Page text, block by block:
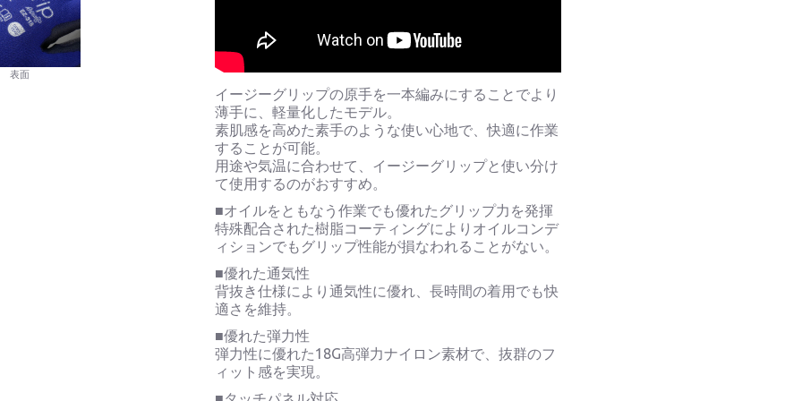
表面
イージーグリップの原手を一本編みにすることでより
薄手に、軽量化したモデル。
素肌感を高めた素手のような使い心地で、快適に作業
することが可能。
用途や気温に合わせて、イージーグリップと使い分け
て使用するのがおすすめ。
■オイルをともなう作業でも優れたグリップ力を発揮
特殊配合された樹脂コーティングによりオイルコンデ
ィションでもグリップ性能が損なわれることがない。
■優れた通気性
背抜き仕様により通気性に優れ、長時間の着用でも快
適さを維持。
■優れた弾力性
弾力性に優れた18G高弾力ナイロン素材で、抜群のフ
ィット感を実現。